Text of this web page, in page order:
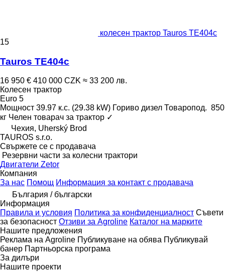
колесен трактор Tauros TE404c
15
Tauros TE404c
16 950 € 410 000 CZK ≈ 33 200 лв.
Колесен трактор
Euro 5
Мощност 39.97 к.с. (29.38 kW) Гориво дизел Товаропод. 850
кг Челен товарач за трактор ✓
Чехия, Uherský Brod
TAUROS s.r.o.
Свържете се с продавача
Резервни части за колесни трактори
Двигатели Zetor
Компания
За нас Помощ Информация за контакт с продавача
България / български
Информация
Правила и условия Политика за конфиденциалност Съвети
за безопасност Отзиви за Agroline Каталог на марките
Нашите предложения
Реклама на Agroline Публикуване на обява Публикувай
банер Партньорска програма
За дилъри
Нашите проекти